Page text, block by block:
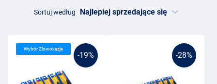
Sortuj według
-19%
Wybór Zlowokazje
-28%